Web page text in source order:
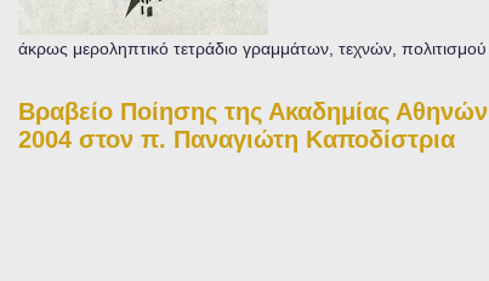
άκρως μεροληπτικό τετράδιο γραμμάτων, τεχνών, πολιτισμού
Βραβείο Ποίησης της Ακαδημίας Αθηνών
2004 στον π. Παναγιώτη Καποδίστρια